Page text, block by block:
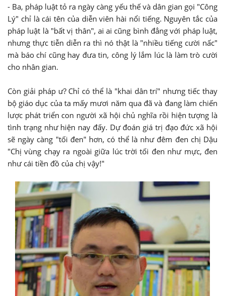
- Ba, pháp luật tỏ ra ngày càng yếu thế và dân gian gọi "Công
Lý" chỉ là cái tên của diễn viên hài nổi tiếng. Nguyên tắc của
pháp luật là "bất vị thân", ai ai cũng bình đẳng với pháp luật,
nhưng thực tiễn diễn ra thì nó thật là "nhiều tiếng cười nấc"
mà báo chí cũng hay đưa tin, công lý lắm lúc là làm trò cười
cho nhân gian.
Còn giải pháp ư? Chỉ có thể là "khai dân trí" nhưng tiếc thay
bộ giáo dục của ta mấy mươi năm qua đã và đang làm chiến
lược phát triển con người xã hội chủ nghĩa rồi hiện tượng là
tình trạng như hiện nay đấy. Dự đoán giá trị đạo đức xã hội
sẽ ngày càng "tối đen" hơn, có thể là như đêm đen chị Dậu
"Chị vùng chạy ra ngoài giữa lúc trời tối đen như mực, đen
như cái tiền đồ của chị vậy!"